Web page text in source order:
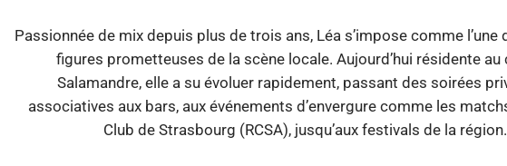
Passionnée de mix depuis plus de trois ans, Léa s’impose comme l’une
figures prometteuses de la scène locale. Aujourd’hui résidente au
Salamandre, elle a su évoluer rapidement, passant des soirées
associatives aux bars, aux événements d’envergure comme les
Club de Strasbourg (RCSA), jusqu’aux festivals de la région.